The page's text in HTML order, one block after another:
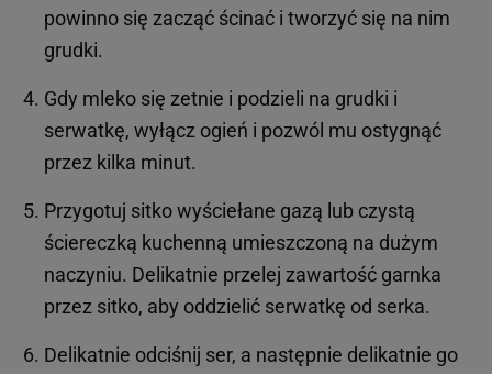
powinno się zacząć ścinać i tworzyć się na nim
grudki.
Gdy mleko się zetnie i podzieli na grudki i
serwatkę, wyłącz ogień i pozwól mu ostygnąć
przez kilka minut.
Przygotuj sitko wyściełane gazą lub czystą
ściereczką kuchenną umieszczoną na dużym
naczyniu. Delikatnie przelej zawartość garnka
przez sitko, aby oddzielić serwatkę od serka.
Delikatnie odciśnij ser, a następnie delikatnie go